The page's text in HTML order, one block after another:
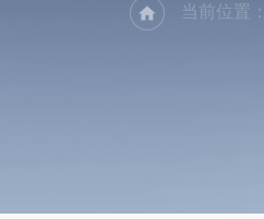
当前位置：